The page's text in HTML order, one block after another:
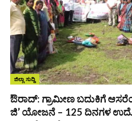
ಜಿಲ್ಲಾ ಸುದ್ದಿ
ಔರಾದ್: ಗ್ರಾಮೀಣ ಬದುಕಿಗೆ
ಜಿ’ ಯೋಜನೆ – 125 ದಿನಗಳ